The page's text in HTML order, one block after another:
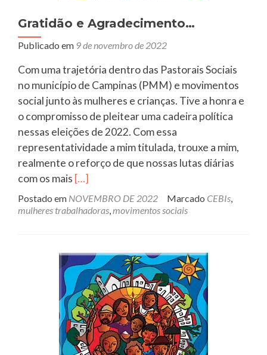
Gratidão e Agradecimento…
Publicado em 9 de novembro de 2022
Com uma trajetória dentro das Pastorais Sociais
no município de Campinas (PMM) e movimentos
social junto às mulheres e crianças. Tive a honra e
o compromisso de pleitear uma cadeira política
nessas eleições de 2022. Com essa
representatividade a mim titulada, trouxe a mim,
realmente o reforço de que nossas lutas diárias
com os mais Leia
mais
sobreGratidão
[…]
Postado em NOVEMBRO DE 2022 Marcado CEBIs,
mulheres trabalhadoras,movimentos sociais